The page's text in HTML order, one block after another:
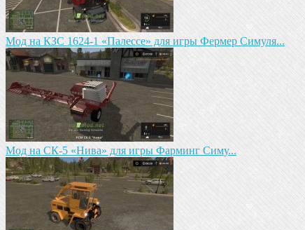
Мод на КЗС 1624-1 «Палессе» для игры Фермер Симуля...
Mод на СК-5 «Нива» для игры Фарминг Симу...